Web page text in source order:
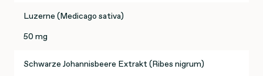
Luzerne (Medicago sativa)
50 mg
Schwarze Johannisbeere Extrakt (Ribes nigrum)